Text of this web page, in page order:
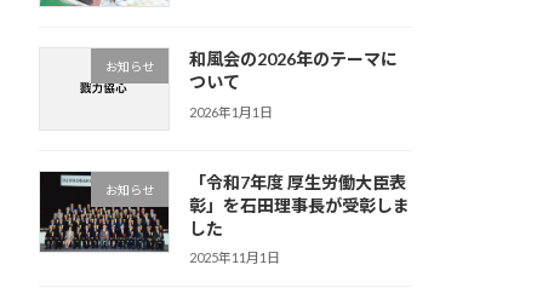
お知らせ
和風会の2026年のテーマに
ついて
2026年1月1日
お知らせ
「令和7年度 厚生労働大臣表
彰」を石田理事長が受彰しま
した
2025年11月1日